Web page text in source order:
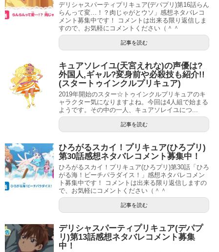
そんなとうまくんをテンジョウさんがノットリガー化(ﾟ
дﾟ)！
さらにさそり座のスターカラーペンも持っています。
こんな小さな子供もノットリガーに変えてしまうとはテン
ジョウさんえげつないですね。
デリシャスパーティプリキュア(デパプリ)第16話らん
らんって変…！？肉じゃがとウソ」感想ネタバレコ
メント募集中です！ コメントは出来る限り返信しま
すので、お気軽にコメントください（＾＾
記事を読む
キュアソレイユ(天宮えれな)の声優は?
外国人,ギャル?変身前や必殺技も紹介!!
(スタートゥインクルプリキュア)
2019年開始のスター☆トゥインクルプリキュアのキ
ャラクター気になりますよね。今回は4人組で始まる
ようです。その中の一人、キュアソレイユにつ...
記事を読む
ひろがるスカイ！プリキュア(ひろプリ)
第30話感想ネタバレコメント募集中！
ひろがるスカイ！プリキュア(ひろプリ)第30話「ひろ
がる海！ビーチパラダイス！」感想ネタバレコメン
ト募集中です！ コメントは出来る限り返信しますの
で、お気軽にコメントください（＾＾
記事を読む
デリシャスパーティプリキュア(デパプ
リ)第13話感想ネタバレコメント募集
中！